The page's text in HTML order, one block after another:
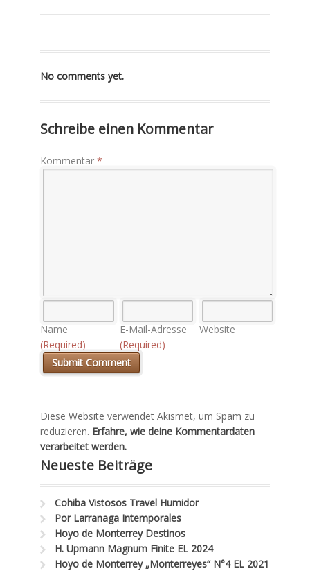
No comments yet.
Schreibe einen Kommentar
Kommentar *
Name
(Required)
E-Mail-Adresse
(Required)
Website
Diese Website verwendet Akismet, um Spam zu
reduzieren. Erfahre, wie deine Kommentardaten
verarbeitet werden.
Neueste Beiträge
Cohiba Vistosos Travel Humidor
Por Larranaga Intemporales
Hoyo de Monterrey Destinos
H. Upmann Magnum Finite EL 2024
Hoyo de Monterrey „Monterreyes“ N°4 EL 2021